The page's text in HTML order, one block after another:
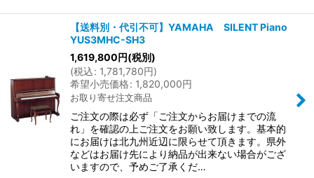
【送料別・代引不可】YAMAHA SILENT Piano
YUS3MHC-SH3
1,619,800 円(税別)
(税込: 1,781,780円)
希望小売価格: 1,820,000円
お取り寄せ注文商品
ご注文の際は必ず「ご注文からお届けまでの流
れ」を確認の上ご注文をお願い致します。基本的
にお届けは北九州近辺に限らせて頂きます。県外
などはお届け先により納品が出来ない場合がござ
いますので、予めご了承くだ…